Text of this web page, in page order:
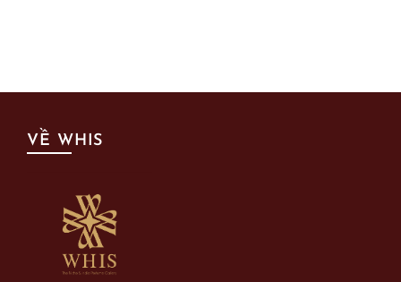
VỀ WHIS